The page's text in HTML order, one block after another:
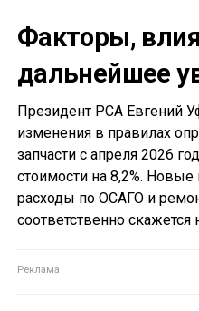
Факторы,
дальнейшее
Президент РСА Евгений
изменения в правилах
запчасти с апреля 2026
стоимости на 8,2%.
расходы по ОСАГО и
соответственно